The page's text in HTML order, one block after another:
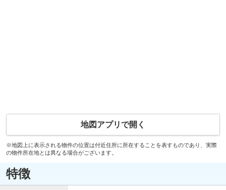
地図アプリで開く
※地図上に表示される物件の位置は付近住所に所在することを表すものであり、実際
の物件所在地とは異なる場合がございます。
特徴